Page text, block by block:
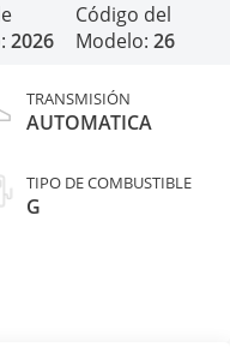
2026
Código del
Modelo:26
TRANSMISIÓN
AUTOMATICA
TIPO DE COMBUSTIBLE
G